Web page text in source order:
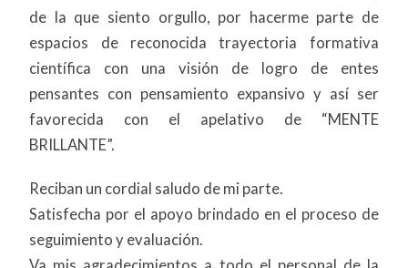
de la que siento orgullo, por hacerme parte de
espacios de reconocida trayectoria formativa
científica con una visión de logro de entes
pensantes con pensamiento expansivo y así ser
favorecida con el apelativo de “MENTE
BRILLANTE”.
Reciban un cordial saludo de mi parte.
Satisfecha por el apoyo brindado en el proceso de
seguimiento y evaluación.